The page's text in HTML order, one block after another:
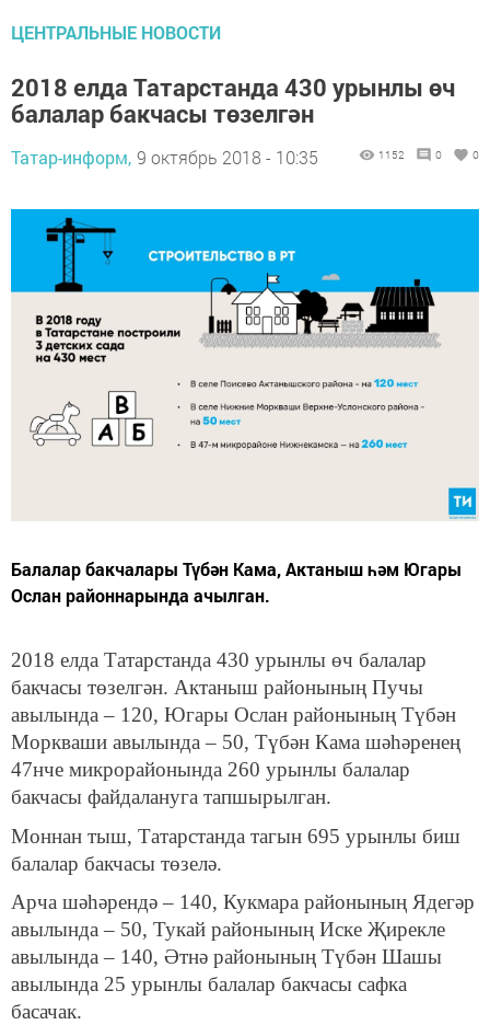
ЦЕНТРАЛЬНЫЕ НОВОСТИ
2018 елда Татарстанда 430 урынлы өч
балалар бакчасы төзелгән
Татар-информ, 9 октябрь 2018 - 10:35 1152 0 0
Балалар бакчалары Түбән Кама, Актаныш һәм Югары
Ослан районнарында ачылган.
2018 елда Татарстанда 430 урынлы өч балалар
бакчасы төзелгән. Актаныш районының Пучы
авылында – 120, Югары Ослан районының Түбән
Моркваши авылында – 50, Түбән Кама шәһәренең
47нче микрорайонында 260 урынлы балалар
бакчасы файдалануга тапшырылган.
Моннан тыш, Татарстанда тагын 695 урынлы биш
балалар бакчасы төзелә.
Арча шәһәрендә – 140, Кукмара районының Ядегәр
авылында – 50, Тукай районының Иске Җирекле
авылында – 140, Әтнә районының Түбән Шашы
авылында 25 урынлы балалар бакчасы сафка
басачак.